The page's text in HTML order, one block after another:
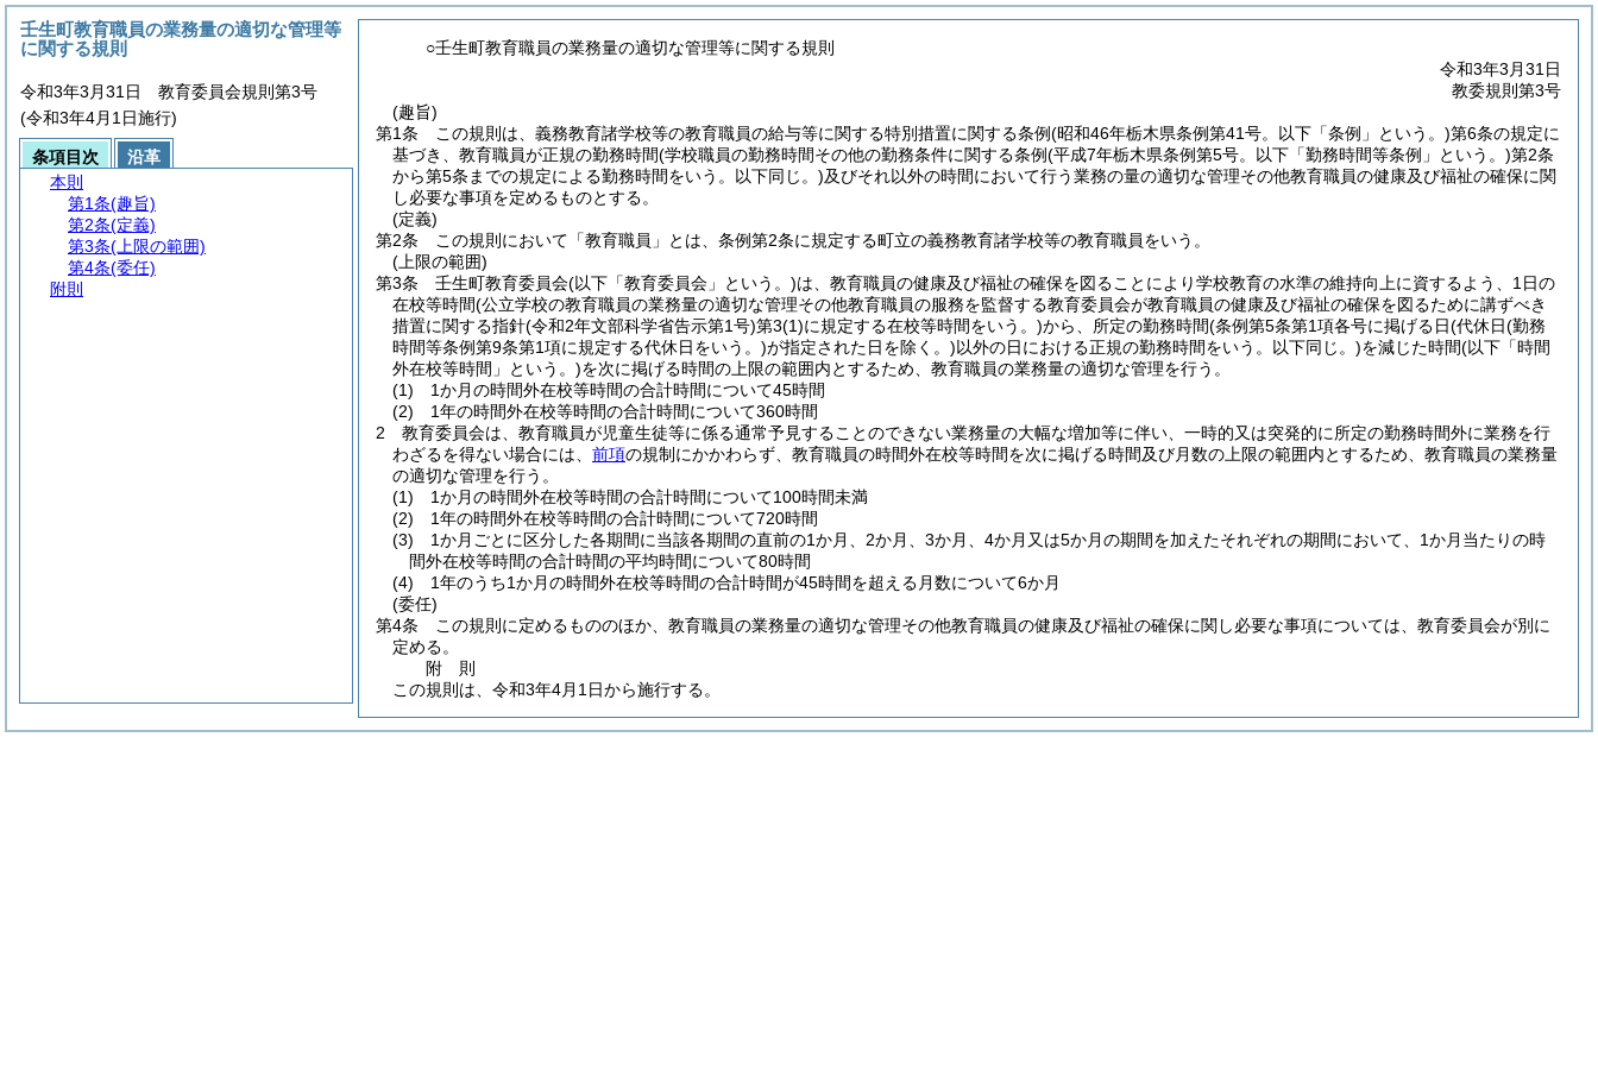
○壬生町教育職員の業務量の適切な管理等に関する規則
令和3年3月31日
教委規則第3号
(趣旨)
第1条
この規則は、義務教育諸学校等の教育職員の給与等に関する特別措置に関する条例(昭和46年栃木県条例第41号。以下「条例」という。)第6条の規定に
基づき、教育職員が正規の勤務時間(学校職員の勤務時間その他の勤務条件に関する条例(平成7年栃木県条例第5号。以下「勤務時間等条例」という。)第2条
から第5条までの規定による勤務時間をいう。以下同じ。)及びそれ以外の時間において行う業務の量の適切な管理その他教育職員の健康及び福祉の確保に関
し必要な事項を定めるものとする。
(定義)
第2条
この規則において「教育職員」とは、条例第2条に規定する町立の義務教育諸学校等の教育職員をいう。
(上限の範囲)
第3条
壬生町教育委員会(以下「教育委員会」という。)は、教育職員の健康及び福祉の確保を図ることにより学校教育の水準の維持向上に資するよう、1日の
在校等時間(公立学校の教育職員の業務量の適切な管理その他教育職員の服務を監督する教育委員会が教育職員の健康及び福祉の確保を図るために講ずべき
措置に関する指針(令和2年文部科学省告示第1号)第3(1)に規定する在校等時間をいう。)から、所定の勤務時間(条例第5条第1項各号に掲げる日(代休日(勤務
時間等条例第9条第1項に規定する代休日をいう。)が指定された日を除く。)以外の日における正規の勤務時間をいう。以下同じ。)を減じた時間(以下「時間
外在校等時間」という。)を次に掲げる時間の上限の範囲内とするため、教育職員の業務量の適切な管理を行う。
(1)
1か月の時間外在校等時間の合計時間について45時間
(2)
1年の時間外在校等時間の合計時間について360時間
2
教育委員会は、教育職員が児童生徒等に係る通常予見することのできない業務量の大幅な増加等に伴い、一時的又は突発的に所定の勤務時間外に業務を行
わざるを得ない場合には、 前項の規制にかかわらず、教育職員の時間外在校等時間を次に掲げる時間及び月数の上限の範囲内とするため、教育職員の業務量
の適切な管理を行う。
(1)
1か月の時間外在校等時間の合計時間について100時間未満
(2)
1年の時間外在校等時間の合計時間について720時間
(3)
1か月ごとに区分した各期間に当該各期間の直前の1か月、2か月、3か月、4か月又は5か月の期間を加えたそれぞれの期間において、1か月当たりの時
間外在校等時間の合計時間の平均時間について80時間
(4)
1年のうち1か月の時間外在校等時間の合計時間が45時間を超える月数について6か月
(委任)
第4条
この規則に定めるもののほか、教育職員の業務量の適切な管理その他教育職員の健康及び福祉の確保に関し必要な事項については、教育委員会が別に
定める。
附 則
この規則は、令和3年4月1日から施行する。
壬生町教育職員の業務量の適切な管理等
に関する規則
令和3年3月31日 教育委員会規則第3号
(令和3年4月1日施行)
条項目次
沿革
本則
第1条(趣旨)
第2条(定義)
第3条(上限の範囲)
第4条(委任)
附則